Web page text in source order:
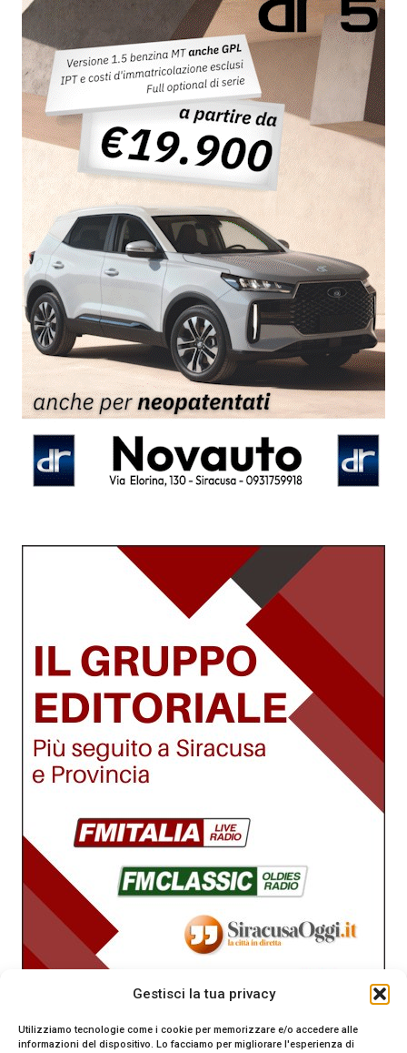
Gestisci la tua privacy
Utilizziamo tecnologie come i cookie per memorizzare e/o accedere alle
informazioni del dispositivo. Lo facciamo per migliorare l'esperienza di